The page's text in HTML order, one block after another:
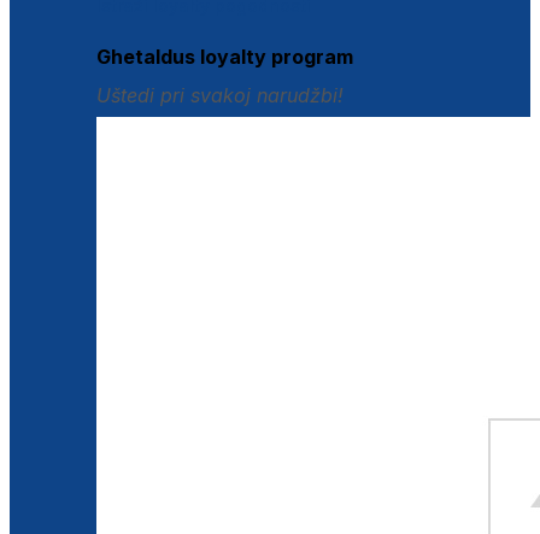
Ghetaldus loyalty program
Uštedi pri svakoj narudžbi!